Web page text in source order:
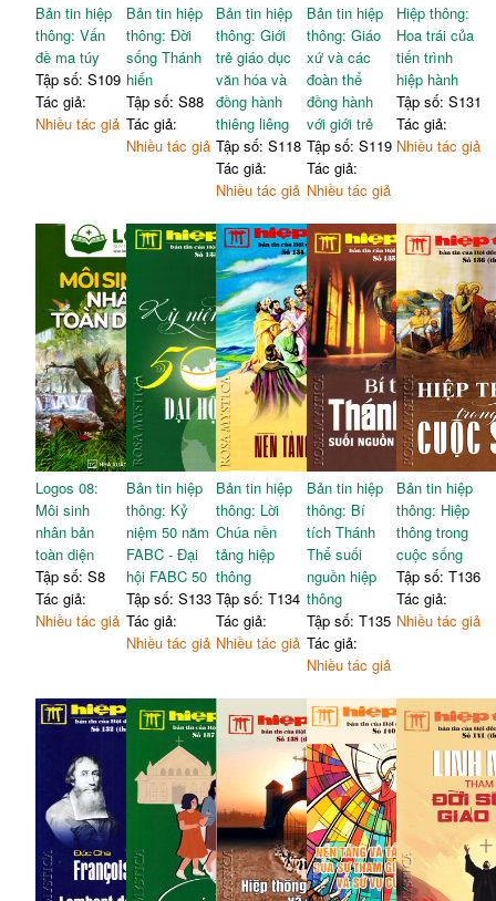
Bản tin hiệp
thông: Vấn
đề ma túy
Tập số: S109
Tác giả:
Nhiều tác giả
Bản tin hiệp
thông: Đời
sống Thánh
hiến
Tập số: S88
Tác giả:
Nhiều tác giả
Bản tin hiệp
thông: Giới
trẻ giáo dục
văn hóa và
đồng hành
thiêng liêng
Tập số: S118
Tác giả:
Nhiều tác giả
Bản tin hiệp
thông: Giáo
xứ và các
đoàn thể
đồng hành
với giới trẻ
Tập số: S119
Tác giả:
Nhiều tác giả
Hiệp thông:
Hoa trái của
tiến trình
hiệp hành
Tập số: S131
Tác giả:
Nhiều tác giả
Logos 08:
Môi sinh
nhân bản
toàn diện
Tập số: S8
Tác giả:
Nhiều tác giả
Bản tin hiệp
thông: Kỷ
niệm 50 năm
FABC - Đại
hội FABC 50
Tập số: S133
Tác giả:
Nhiều tác giả
Bản tin hiệp
thông: Lời
Chúa nền
tảng hiệp
thông
Tập số: T134
Tác giả:
Nhiều tác giả
Bản tin hiệp
thông: Bí
tích Thánh
Thể suối
nguồn hiệp
thông
Tập số: T135
Tác giả:
Nhiều tác giả
Bản tin hiệp
thông: Hiệp
thông trong
cuộc sống
Tập số: T136
Tác giả:
Nhiều tác giả